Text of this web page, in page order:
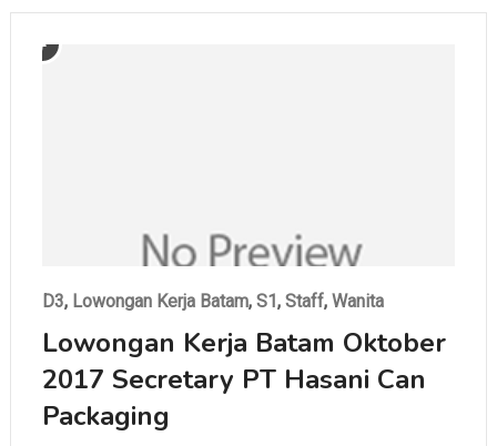
D3, Lowongan Kerja Batam, S1, Staff, Wanita
Lowongan Kerja Batam Oktober
2017 Secretary PT Hasani Can
Packaging